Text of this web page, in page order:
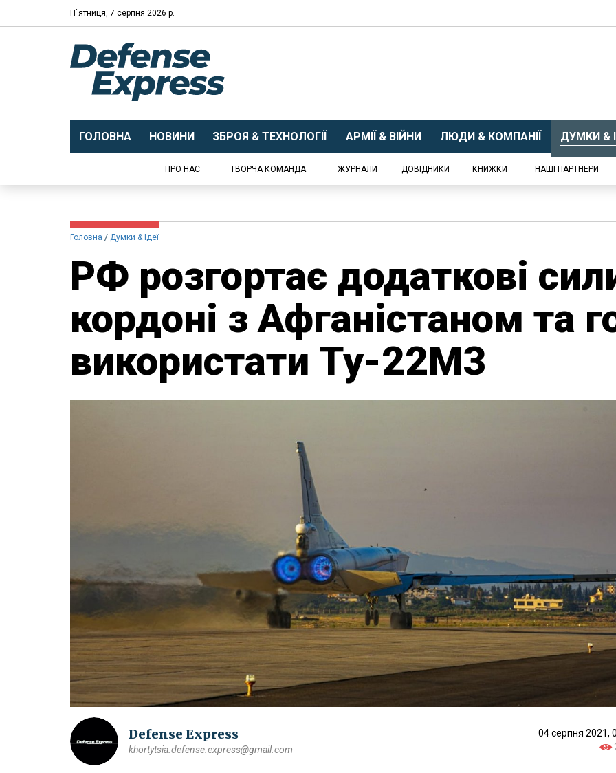
П`ятниця, 7 серпня 2026 р.
ГОЛОВНА НОВИНИ ЗБРОЯ & ТЕХНОЛОГІЇ АРМІЇ & ВІЙНИ ЛЮДИ & КОМПАНІЇ ДУМКИ &
ПРО НАС ТВОРЧА КОМАНДА ЖУРНАЛИ ДОВІДНИКИ КНИЖКИ НАШІ ПАРТНЕРИ
Головна Думки & Ідеї
РФ розгортає додаткові
кордоні з Афганістаном та
використати Ту-22М3
Defense Express
khortytsia.defense.express@gmail.com
04 серпня 2021,